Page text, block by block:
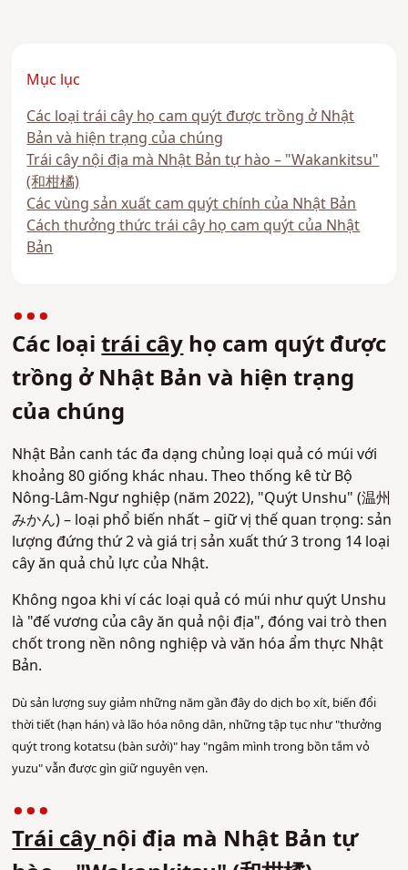
Mục lục
Các loại trái cây họ cam quýt được trồng ở Nhật
Bản và hiện trạng của chúng
Trái cây nội địa mà Nhật Bản tự hào – "Wakankitsu"
(和柑橘)
Các vùng sản xuất cam quýt chính của Nhật Bản
Cách thưởng thức trái cây họ cam quýt của Nhật
Bản
Các loạitrái câyhọ cam quýt được
trồng ở Nhật Bản và hiện trạng
của chúng
Nhật Bản canh tác đa dạng chủng loại quả có múi với
khoảng 80 giống khác nhau. Theo thống kê từ Bộ
Nông-Lâm-Ngư nghiệp (năm 2022), "Quýt Unshu" (温州
みかん) – loại phổ biến nhất – giữ vị thế quan trọng: sản
lượng đứng thứ 2 và giá trị sản xuất thứ 3 trong 14 loại
cây ăn quả chủ lực của Nhật.
Không ngoa khi ví các loại quả có múi như quýt Unshu
là "đế vương của cây ăn quả nội địa", đóng vai trò then
chốt trong nền nông nghiệp và văn hóa ẩm thực Nhật
Bản.
Dù sản lượng suy giảm những năm gần đây do dịch bọ xít, biến đổi
thời tiết (hạn hán) và lão hóa nông dân, những tập tục như "thưởng
quýt trong kotatsu (bàn sưởi)" hay "ngâm mình trong bồn tắm vỏ
yuzu" vẫn được gìn giữ nguyên vẹn.
Trái câynội địa mà Nhật Bản tự